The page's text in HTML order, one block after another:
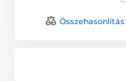
Összehasonlítás